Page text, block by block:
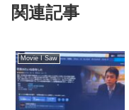
関連記事
Movie I Saw